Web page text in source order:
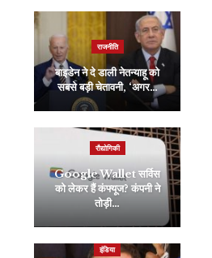
राजनीति
बाइडेन ने दे डाली नेतन्याहू को
सबसे बड़ी चेतावनी, ‘अगर…
रौद्योगिकी
Google Wallet सर्विस
को लेकर हैं कंफ्यूज? कंपनी ने
तोड़ी…
इंडिया